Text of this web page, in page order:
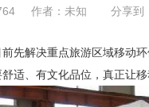
作者：未知 分享到
解决重点旅游区域移动
、有文化品位，真正让移